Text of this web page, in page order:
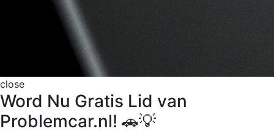
close
Word Nu Gratis Lid van
Problemcar.nl! 🚗💡